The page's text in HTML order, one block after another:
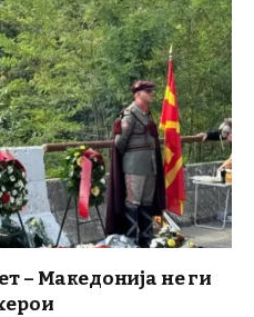
– Македонија не ги